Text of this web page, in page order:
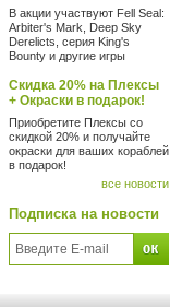
В акции участвуют Fell Seal:
Arbiter's Mark, Deep Sky
Derelicts, серия King's
Bounty и другие игры
Скидка 20% на Плексы
+ Окраски в подарок!
Приобретите Плексы со
скидкой 20% и получайте
окраски для ваших кораблей
в подарок!
все новости
Подписка на новости